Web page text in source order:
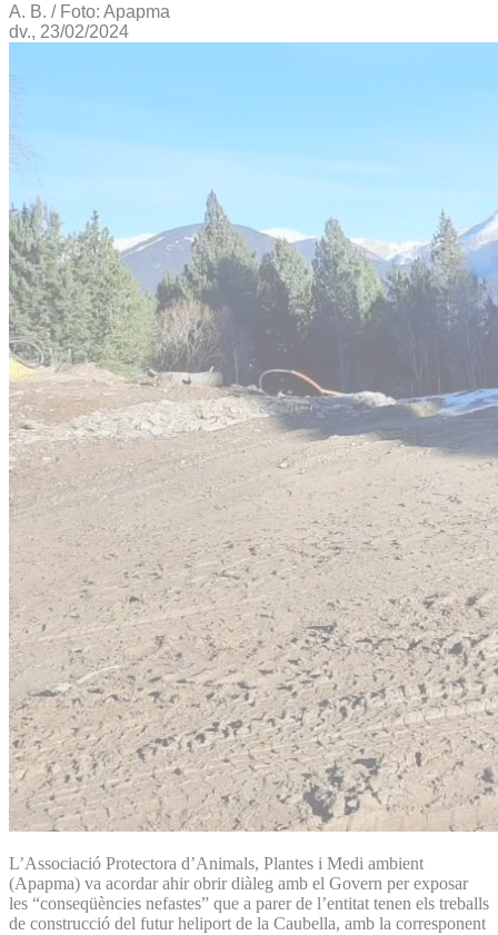
A. B. / Foto: Apapma
dv., 23/02/2024
L’Associació Protectora d’Animals, Plantes i Medi ambient
(Apapma) va acordar ahir obrir diàleg amb el Govern per exposar
les “conseqüències nefastes” que a parer de l’entitat tenen els treballs
de construcció del futur heliport de la Caubella, amb la corresponent